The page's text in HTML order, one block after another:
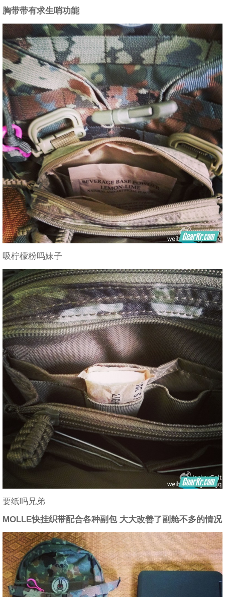
胸带带有求生哨功能
吸柠檬粉吗妹子
要纸吗兄弟
MOLLE快挂织带配合各种副包 大大改善了副舱不多的情况